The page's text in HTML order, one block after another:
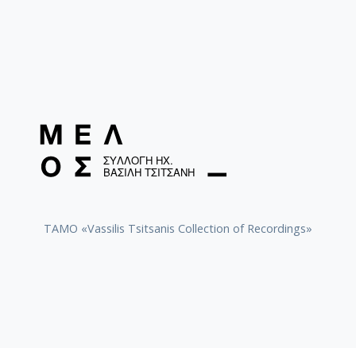
TAMO «Vassilis Tsitsanis Collection of Recordings»